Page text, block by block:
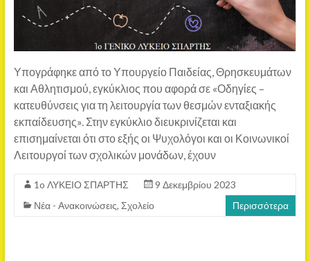
Υπογράφηκε από το Υπουργείο Παιδείας, Θρησκευμάτων
και Αθλητισμού, εγκύκλιος που αφορά σε «Οδηγίες –
κατευθύνσεις για τη λειτουργία των θεσμών ενταξιακής
εκπαίδευσης». Στην εγκύκλιο διευκρινίζεται και
επισημαίνεται ότι στο εξής οι Ψυχολόγοι και οι Κοινωνικοί
Λειτουργοί των σχολικών μονάδων, έχουν
1o ΛΥΚΕΙΟ ΣΠΑΡΤΗΣ
9 Δεκεμβρίου 2023
Νέα - Ανακοινώσεις, Σχολείο Περισσότερα